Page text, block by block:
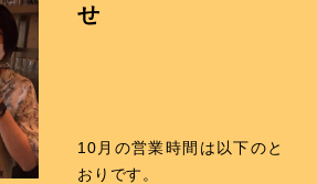
せ
10月の営業時間は以下のと
おりです。